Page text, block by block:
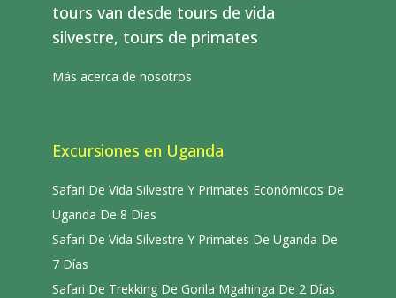
tours van desde tours de vida
silvestre, tours de primates
Más acerca de nosotros
Excursiones en Uganda
Safari De Vida Silvestre Y Primates Económicos De
Uganda De 8 Días
Safari De Vida Silvestre Y Primates De Uganda De
7 Días
Safari De Trekking De Gorila Mgahinga De 2 Días